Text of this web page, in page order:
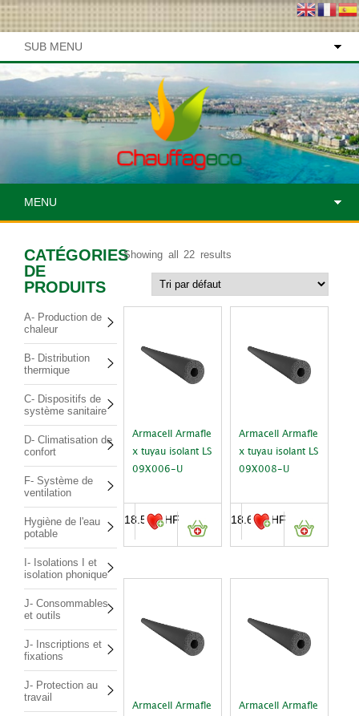
SUB MENU
MENU
CATÉGORIES
DE
PRODUITS
A- Production de
chaleur
B- Distribution
thermique
C- Dispositifs de
système sanitaire
D- Climatisation de
confort
F- Système de
ventilation
Hygiène de l'eau
potable
I- Isolations I et
isolation phonique
J- Consommables
et outils
J- Inscriptions et
fixations
J- Protection au
travail
Showing all 22 results
Armacell Armafle
x tuyau isolant LS
09X006-U
18.55CHF
Armacell Armafle
x tuyau isolant LS
09X008-U
18.65CHF
Armacell Armafle
Armacell Armafle